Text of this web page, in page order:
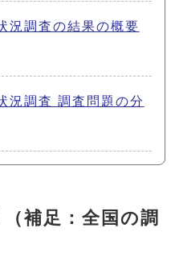
況調査の結果の概要
況調査 調査問題の分
補足：全国の調